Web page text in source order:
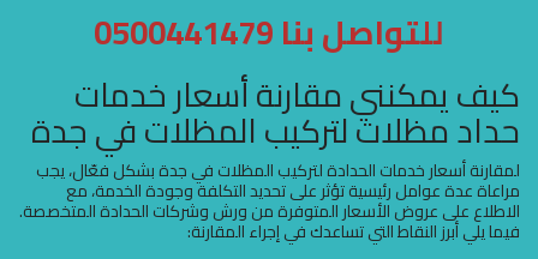
للتواصل بنا 0500441479
كيف يمكنني مقارنة أسعار خدمات
حداد مظلات لتركيب المظلات في جدة
لمقارنة أسعار خدمات الحدادة لتركيب المظلات في جدة بشكل فعّال، يجب
مراعاة عدة عوامل رئيسية تؤثر على تحديد التكلفة وجودة الخدمة، مع
الاطلاع على عروض الأسعار المتوفرة من ورش وشركات الحدادة المتخصصة.
فيما يلي أبرز النقاط التي تساعدك في إجراء المقارنة: